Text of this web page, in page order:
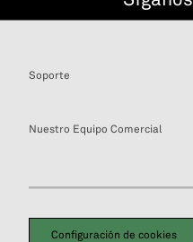
Soporte
Nuestro Equipo Comercial
Configuración de cookies